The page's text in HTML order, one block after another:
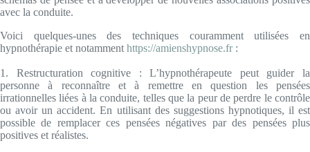
avec la conduite.
Voici quelques-unes des techniques couramment utilisées en
hypnothérapie et notamment https://amienshypnose.fr:
1. Restructuration cognitive : L’hypnothérapeute peut guider la
personne à reconnaître et à remettre en question les pensées
irrationnelles liées à la conduite, telles que la peur de perdre le contrôle
ou avoir un accident. En utilisant des suggestions hypnotiques, il est
possible de remplacer ces pensées négatives par des pensées plus
positives et réalistes.